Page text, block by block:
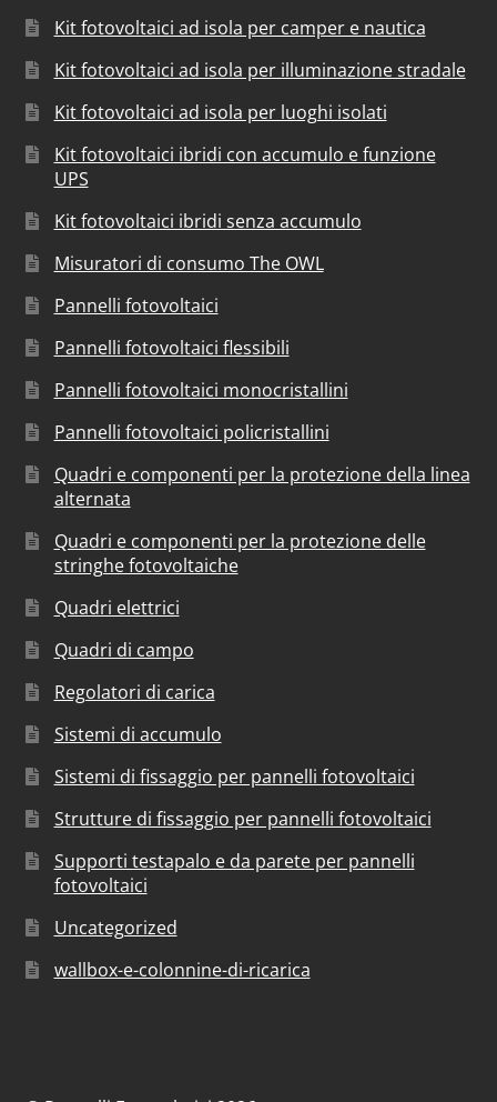
Kit fotovoltaici ad isola per camper e nautica
Kit fotovoltaici ad isola per illuminazione stradale
Kit fotovoltaici ad isola per luoghi isolati
Kit fotovoltaici ibridi con accumulo e funzione
UPS
Kit fotovoltaici ibridi senza accumulo
Misuratori di consumo The OWL
Pannelli fotovoltaici
Pannelli fotovoltaici flessibili
Pannelli fotovoltaici monocristallini
Pannelli fotovoltaici policristallini
Quadri e componenti per la protezione della linea
alternata
Quadri e componenti per la protezione delle
stringhe fotovoltaiche
Quadri elettrici
Quadri di campo
Regolatori di carica
Sistemi di accumulo
Sistemi di fissaggio per pannelli fotovoltaici
Strutture di fissaggio per pannelli fotovoltaici
Supporti testapalo e da parete per pannelli
fotovoltaici
Uncategorized
wallbox-e-colonnine-di-ricarica